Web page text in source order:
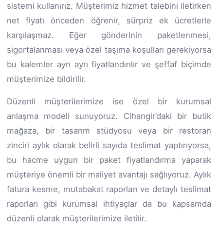
sistemi kullanırız. Müşterimiz hizmet talebini iletirken
net fiyatı önceden öğrenir, sürpriz ek ücretlerle
karşılaşmaz. Eğer gönderinin paketlenmesi,
sigortalanması veya özel taşıma koşulları gerekiyorsa
bu kalemler ayrı ayrı fiyatlandırılır ve şeffaf biçimde
müşterimize bildirilir.
Düzenli müşterilerimize ise özel bir kurumsal
anlaşma modeli sunuyoruz. Cihangir’daki bir butik
mağaza, bir tasarım stüdyosu veya bir restoran
zinciri aylık olarak belirli sayıda teslimat yaptırıyorsa,
bu hacme uygun bir paket fiyatlandırma yaparak
müşteriye önemli bir maliyet avantajı sağlıyoruz. Aylık
fatura kesme, mutabakat raporları ve detaylı teslimat
raporları gibi kurumsal ihtiyaçlar da bu kapsamda
düzenli olarak müşterilerimize iletilir.